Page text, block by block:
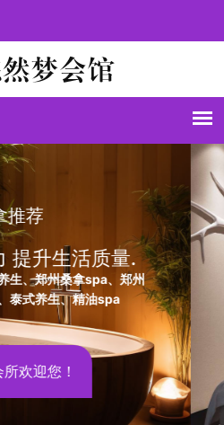
每一次
个性化定
郑州桑拿推荐，释放压
惫，精油spa
郑州会